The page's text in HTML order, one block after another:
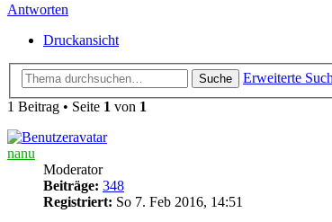
Antworten
Druckansicht
Suche
Erweiterte
1 Beitrag • Seite 1 von 1
nanu
Moderator
Beiträge: 348
Registriert: So 7. Feb 2016, 14:51